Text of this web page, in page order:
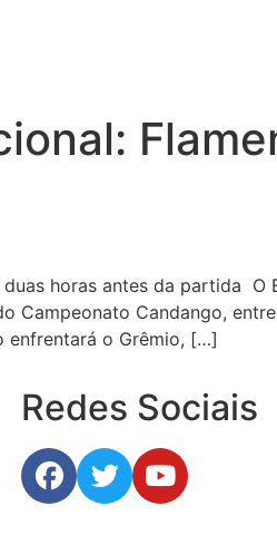
horas antes da partida
Campeonato Candango,
enfrentará o Grêmio, […]
Redes Sociais